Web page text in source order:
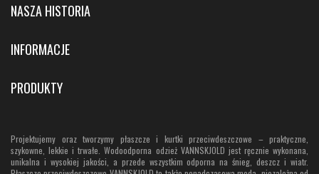
NASZA HISTORIA
INFORMACJE
PRODUKTY
Projektujemy oraz tworzymy płaszcze i kurtki przeciwdeszczowe – praktyczne,
szykowne, lekkie i trwałe. Wodoodporna odzież VANNSKJOLD jest ręcznie wykonana,
unikalna i wysokiej jakości, a przede wszystkim odporna na śnieg, deszcz i wiatr.